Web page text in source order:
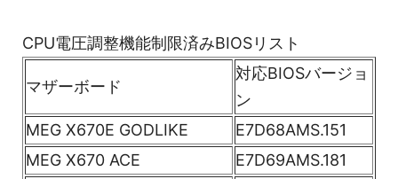
CPU電圧調整機能制限済みBIOSリスト
マザーボード
対応BIOSバージョ
ン
MEG X670E GODLIKE
E7D68AMS.151
MEG X670 ACE
E7D69AMS.181